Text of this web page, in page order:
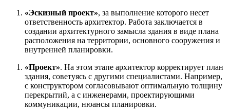
«Эскизный проект», за выполнение которого несет
ответственность архитектор. Работа заключается в
создании архитектурного замысла здания в виде плана
расположения на территории, основного сооружения и
внутренней планировки.
«Проект». На этом этапе архитектор корректирует план
здания, советуясь с другими специалистами. Например,
с конструктором согласовывают оптимальную толщину
перекрытий, а с инженерами, проектирующими
коммуникации, нюансы планировки.